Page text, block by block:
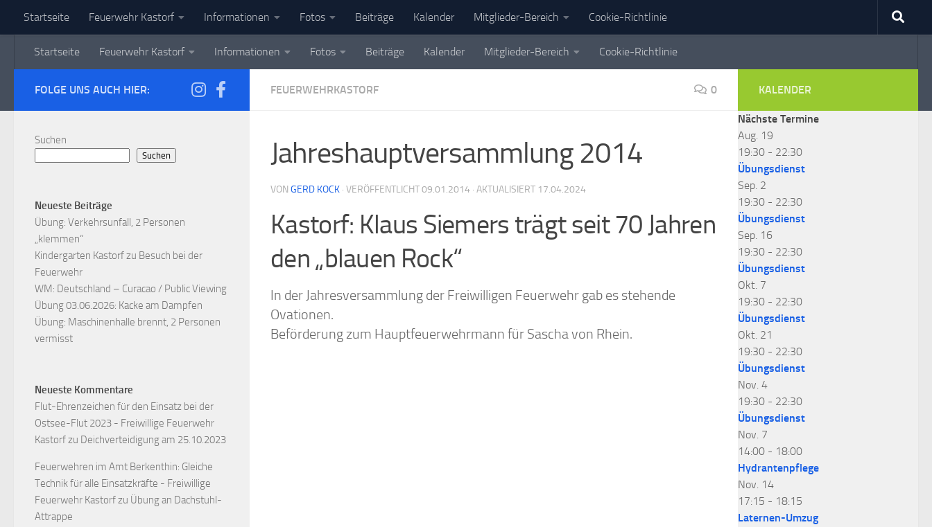
Zum Inhalt springen
Startseite Feuerwehr Kastorf Informationen Fotos Beiträge Kalender Mitglieder-Bereich Cookie-Richtlinie
Startseite Feuerwehr Kastorf Informationen Fotos Beiträge Kalender Mitglieder-Bereich Cookie-Richtlinie
FEUERWEHRKASTORF 0
Jahreshauptversammlung 2014
VON GERD KOCK · VERÖFFENTLICHT09.01.2014 · AKTUALISIERT 17.04.2024
Kastorf: Klaus Siemers trägt seit 70 Jahren
den „blauen Rock“
In der Jahresversammlung der Freiwilligen Feuerwehr gab es stehende
Ovationen.
Beförderung zum Hauptfeuerwehrmann für Sascha von Rhein.
FOLGE UNS AUCH HIER:
Suchen
Suchen
Neueste Beiträge
Übung: Verkehrsunfall, 2 Personen
„klemmen“
Kindergarten Kastorf zu Besuch bei der
Feuerwehr
WM: Deutschland – Curacao / Public Viewing
Übung 03.06.2026: Kacke am Dampfen
Übung: Maschinenhalle brennt, 2 Personen
vermisst
Neueste Kommentare
Flut-Ehrenzeichen für den Einsatz bei der
Ostsee-Flut 2023 - Freiwillige Feuerwehr
Kastorfzu Deichverteidigung am 25.10.2023
Feuerwehren im Amt Berkenthin: Gleiche
Technik für alle Einsatzkräfte - Freiwillige
Feuerwehr Kastorfzu Übung an Dachstuhl-
Attrappe
KALENDER
Nächste Termine
Aug. 19
19:30 - 22:30
Übungsdienst
Sep. 2
19:30 - 22:30
Übungsdienst
Sep. 16
19:30 - 22:30
Übungsdienst
Okt. 7
19:30 - 22:30
Übungsdienst
Okt. 21
19:30 - 22:30
Übungsdienst
Nov. 4
19:30 - 22:30
Übungsdienst
Nov. 7
14:00 - 18:00
Hydrantenpflege
Nov. 14
17:15 - 18:15
Laternen-Umzug